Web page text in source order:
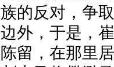
的反对，争
外，于是，
留，在那里